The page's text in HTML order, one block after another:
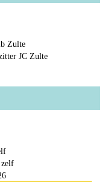
Zulte
JC Zulte
zelf